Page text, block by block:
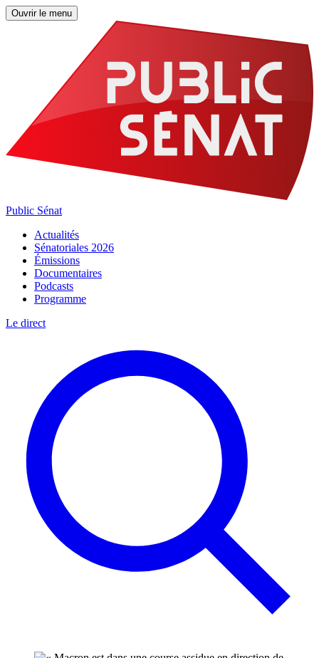
Ouvrir le menu
Public Sénat
Actualités
Sénatoriales 2026
Émissions
Documentaires
Podcasts
Programme
Le direct